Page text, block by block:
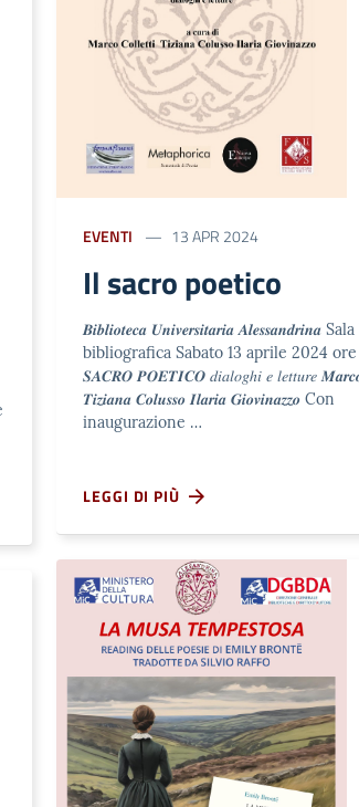
EVENTI 13 APR 2024
Il sacro poetico
𝑩𝒊𝒃𝒍𝒊𝒐𝒕𝒆𝒄𝒂 𝑼𝒏𝒊𝒗𝒆𝒓𝒔𝒊𝒕𝒂𝒓𝒊𝒂 𝑨𝒍𝒆𝒔𝒔𝒂𝒏𝒅𝒓𝒊𝒏𝒂
bibliografica Sabato 13 aprile 2024 ore
𝑺𝑨𝑪𝑹𝑶 𝑷𝑶𝑬𝑻𝑰𝑪𝑶 𝑑𝑖𝑎𝑙𝑜𝑔ℎ𝑖 𝑒 𝑙𝑒𝑡𝑡𝑢𝑟𝑒 𝑴𝒂𝒓𝒄𝒐
𝑻𝒊𝒛𝒊𝒂𝒏𝒂 𝑪𝒐𝒍𝒖𝒔𝒔𝒐 𝑰𝒍𝒂𝒓𝒊𝒂 𝑮𝒊𝒐𝒗𝒊𝒏𝒂𝒛𝒛𝒐 Con
inaugurazione …
LEGGI DI PIÙ